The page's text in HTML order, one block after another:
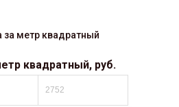
за метр квадратный
квадратный, руб.